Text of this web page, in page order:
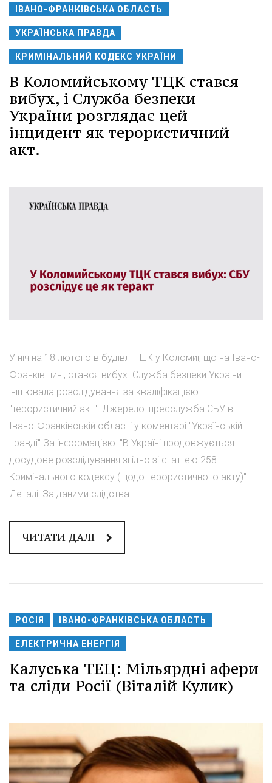
ІВАНО-ФРАНКІВСЬКА ОБЛАСТЬ
УКРАЇНСЬКА ПРАВДА
КРИМІНАЛЬНИЙ КОДЕКС УКРАЇНИ
В Коломийському ТЦК стався
вибух, і Служба безпеки
України розглядає цей
інцидент як терористичний
акт.
У ніч на 18 лютого в будівлі ТЦК у Коломиї, що на Івано-
Франківщині, стався вибух. Служба безпеки України
ініціювала розслідування за кваліфікацією
"терористичний акт". Джерело: пресслужба СБУ в
Івано-Франківській області у коментарі "Українській
правді" За інформацією: "В Україні продовжується
досудове розслідування згідно зі статтею 258
Кримінального кодексу (щодо терористичного акту)".
Деталі: За даними слідства...
ЧИТАТИ ДАЛІ
РОСІЯ ІВАНО-ФРАНКІВСЬКА ОБЛАСТЬ
ЕЛЕКТРИЧНА ЕНЕРГІЯ
Калуська ТЕЦ: Мільярдні афери
та сліди Росії (Віталій Кулик)